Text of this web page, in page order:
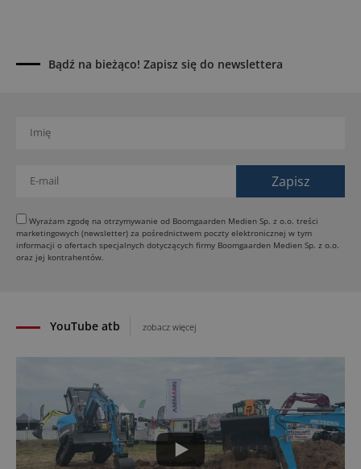
drogowych
31.07.2026
budowach
Dynapac Z.ERA: elektryczne maszyny i mniej emisji
29.07.2026
HIMOINSA na IRE Maastricht: mobilna energia dla
YouTube atb zobacz więcej
Bądź na bieżąco! Zapisz się do newslettera
Wyrażam zgodę na otrzymywanie od Boomgaarden Medien Sp. z o.o. treści
marketingowych (newsletter) za pośrednictwem poczty elektronicznej w tym
informacji o ofertach specjalnych dotyczących firmy Boomgaarden Medien Sp. z o.o.
oraz jej kontrahentów.